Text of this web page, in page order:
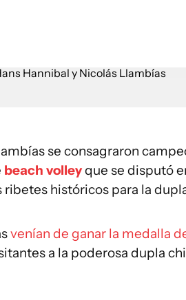
se consagraron
beach volleyque se disputó
históricos para la
venían de ganar la medalla
a la poderosa dupla